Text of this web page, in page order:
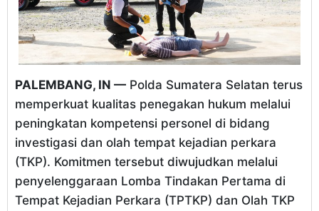
PALEMBANG, IN — Polda Sumatera Selatan terus
memperkuat kualitas penegakan hukum melalui
peningkatan kompetensi personel di bidang
investigasi dan olah tempat kejadian perkara
(TKP). Komitmen tersebut diwujudkan melalui
penyelenggaraan Lomba Tindakan Pertama di
Tempat Kejadian Perkara (TPTKP) dan Olah TKP